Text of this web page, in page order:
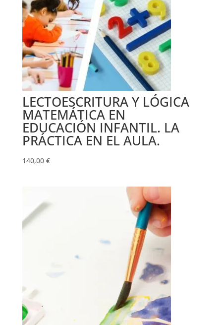
LECTOESCRITURA Y LÓGICA
MATEMÁTICA EN
EDUCACIÓN INFANTIL. LA
PRÁCTICA EN EL AULA.
140,00 €